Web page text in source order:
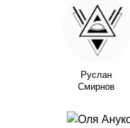
Руслан
Смирнов